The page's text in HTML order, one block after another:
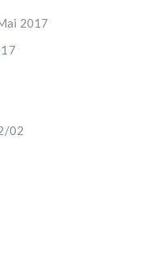
2017
02